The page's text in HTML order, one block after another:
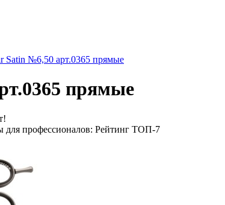
Satin №6,50 арт.0365 прямые
прямые
профессионалов: Рейтинг ТОП-7